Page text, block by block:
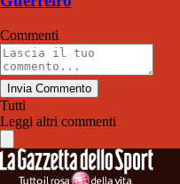
Commenti
Invia Commento
Tutti
Leggi altri commenti